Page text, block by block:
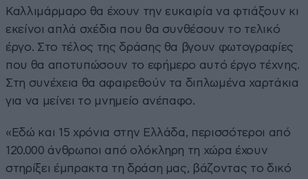
Καλλιμάρμαρο θα έχουν την ευκαιρία να φτιάξουν κι
εκείνοι απλά σχέδια που θα συνθέσουν το τελικό
έργο. Στο τέλος της δράσης θα βγουν φωτογραφίες
που θα αποτυπώσουν το εφήμερο αυτό έργο τέχνης.
Στη συνέχεια θα αφαιρεθούν τα διπλωμένα χαρτάκια
για να μείνει το μνημείο ανέπαφο.
«Εδώ και 15 χρόνια στην Ελλάδα, περισσότεροι από
120.000 άνθρωποι από ολόκληρη τη χώρα έχουν
στηρίξει έμπρακτα τη δράση μας, βάζοντας το δικό